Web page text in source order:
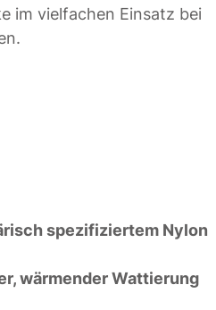
im vielfachen Einsatz bei
spezifiziertem Nylon
wärmender Wattierung